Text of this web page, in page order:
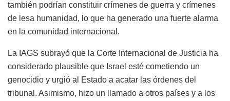
también podrían constituir crímenes de guerra y crímenes
de lesa humanidad, lo que ha generado una fuerte alarma
en la comunidad internacional.
La IAGS subrayó que la Corte Internacional de Justicia ha
considerado plausible que Israel esté cometiendo un
genocidio y urgió al Estado a acatar las órdenes del
tribunal. Asimismo, hizo un llamado a otros países y a los